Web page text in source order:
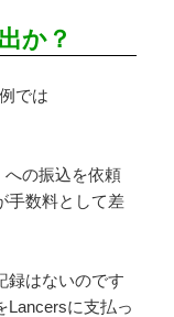
か？
では
への振込を依頼
手数料として差
録はないのです
Lancersに支払っ